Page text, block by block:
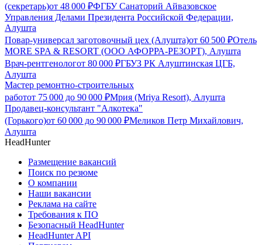
(секретарь)от 48 000 ₽ФГБУ Санаторий Айвазовское
Управления Делами Президента Российской Федерации,
Алушта
Повар-универсал заготовочный цех (Алушта)от 60 500 ₽Отель
MORE SPA & RESORT (ООО АФОРРА-РЕЗОРТ), Алушта
Врач-рентгенологот 80 000 ₽ГБУЗ РК Алуштинская ЦГБ,
Алушта
Мастер ремонтно-строительных
работот 75 000 до 90 000 ₽Мрия (Mriya Resort), Алушта
Продавец-консультант "Алкотека"
(Горького)от 60 000 до 90 000 ₽Меликов Петр Михайлович,
Алушта
HeadHunter
Размещение вакансий
Поиск по резюме
О компании
Наши вакансии
Реклама на сайте
Требования к ПО
Безопасный HeadHunter
HeadHunter API